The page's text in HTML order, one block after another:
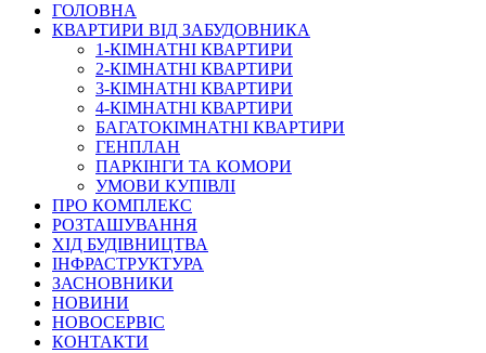
ГОЛОВНА
КВАРТИРИ ВІД ЗАБУДОВНИКА
1-КІМНАТНІ КВАРТИРИ
2-КІМНАТНІ КВАРТИРИ
3-КІМНАТНІ КВАРТИРИ
4-КІМНАТНІ КВАРТИРИ
БАГАТОКІМНАТНІ КВАРТИРИ
ГЕНПЛАН
ПАРКІНГИ ТА КОМОРИ
УМОВИ КУПІВЛІ
ПРО КОМПЛЕКС
РОЗТАШУВАННЯ
ХІД БУДІВНИЦТВА
ІНФРАСТРУКТУРА
ЗАСНОВНИКИ
НОВИНИ
НОВОСЕРВІС
КОНТАКТИ